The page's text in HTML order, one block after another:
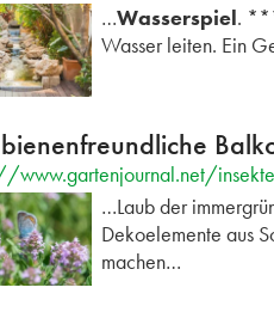
…Wasserspiel.
Wasser leiten. Ein
www.gartenjournal.net/
…Laub der
Dekoelemente aus
machen…